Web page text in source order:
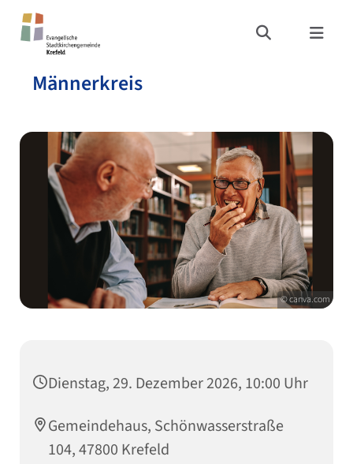
Männerkreis
© canva.com
Dienstag, 29. Dezember 2026, 10:00 Uhr
Gemeindehaus, Schönwasserstraße
104, 47800 Krefeld